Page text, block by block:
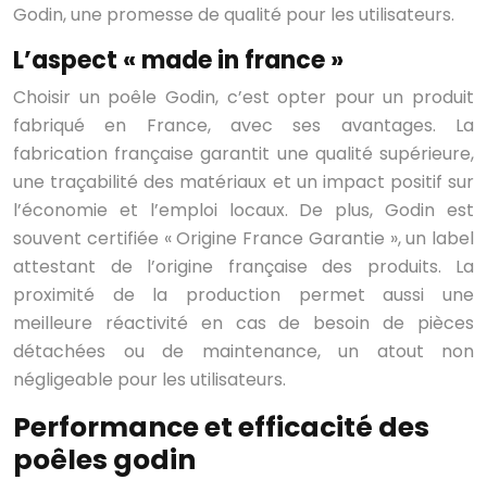
Godin, une promesse de qualité pour les utilisateurs.
L’aspect « made in france »
Choisir un poêle Godin, c’est opter pour un produit
fabriqué en France, avec ses avantages. La
fabrication française garantit une qualité supérieure,
une traçabilité des matériaux et un impact positif sur
l’économie et l’emploi locaux. De plus, Godin est
souvent certifiée « Origine France Garantie », un label
attestant de l’origine française des produits. La
proximité de la production permet aussi une
meilleure réactivité en cas de besoin de pièces
détachées ou de maintenance, un atout non
négligeable pour les utilisateurs.
Performance et efficacité des
poêles godin